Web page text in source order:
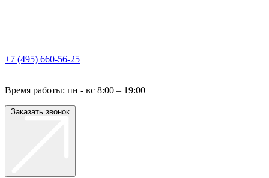
+7 (495) 660-56-25
Время работы: пн - вс 8:00 – 19:00
Заказать звонок